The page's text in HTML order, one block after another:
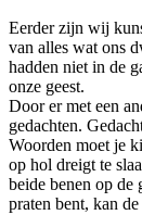
Eerder zijn wij
van alles wat ons
hadden niet in de
onze geest.
Door er met een
gedachten.
Woorden moet je
op hol dreigt te
beide benen op de
praten bent, kan